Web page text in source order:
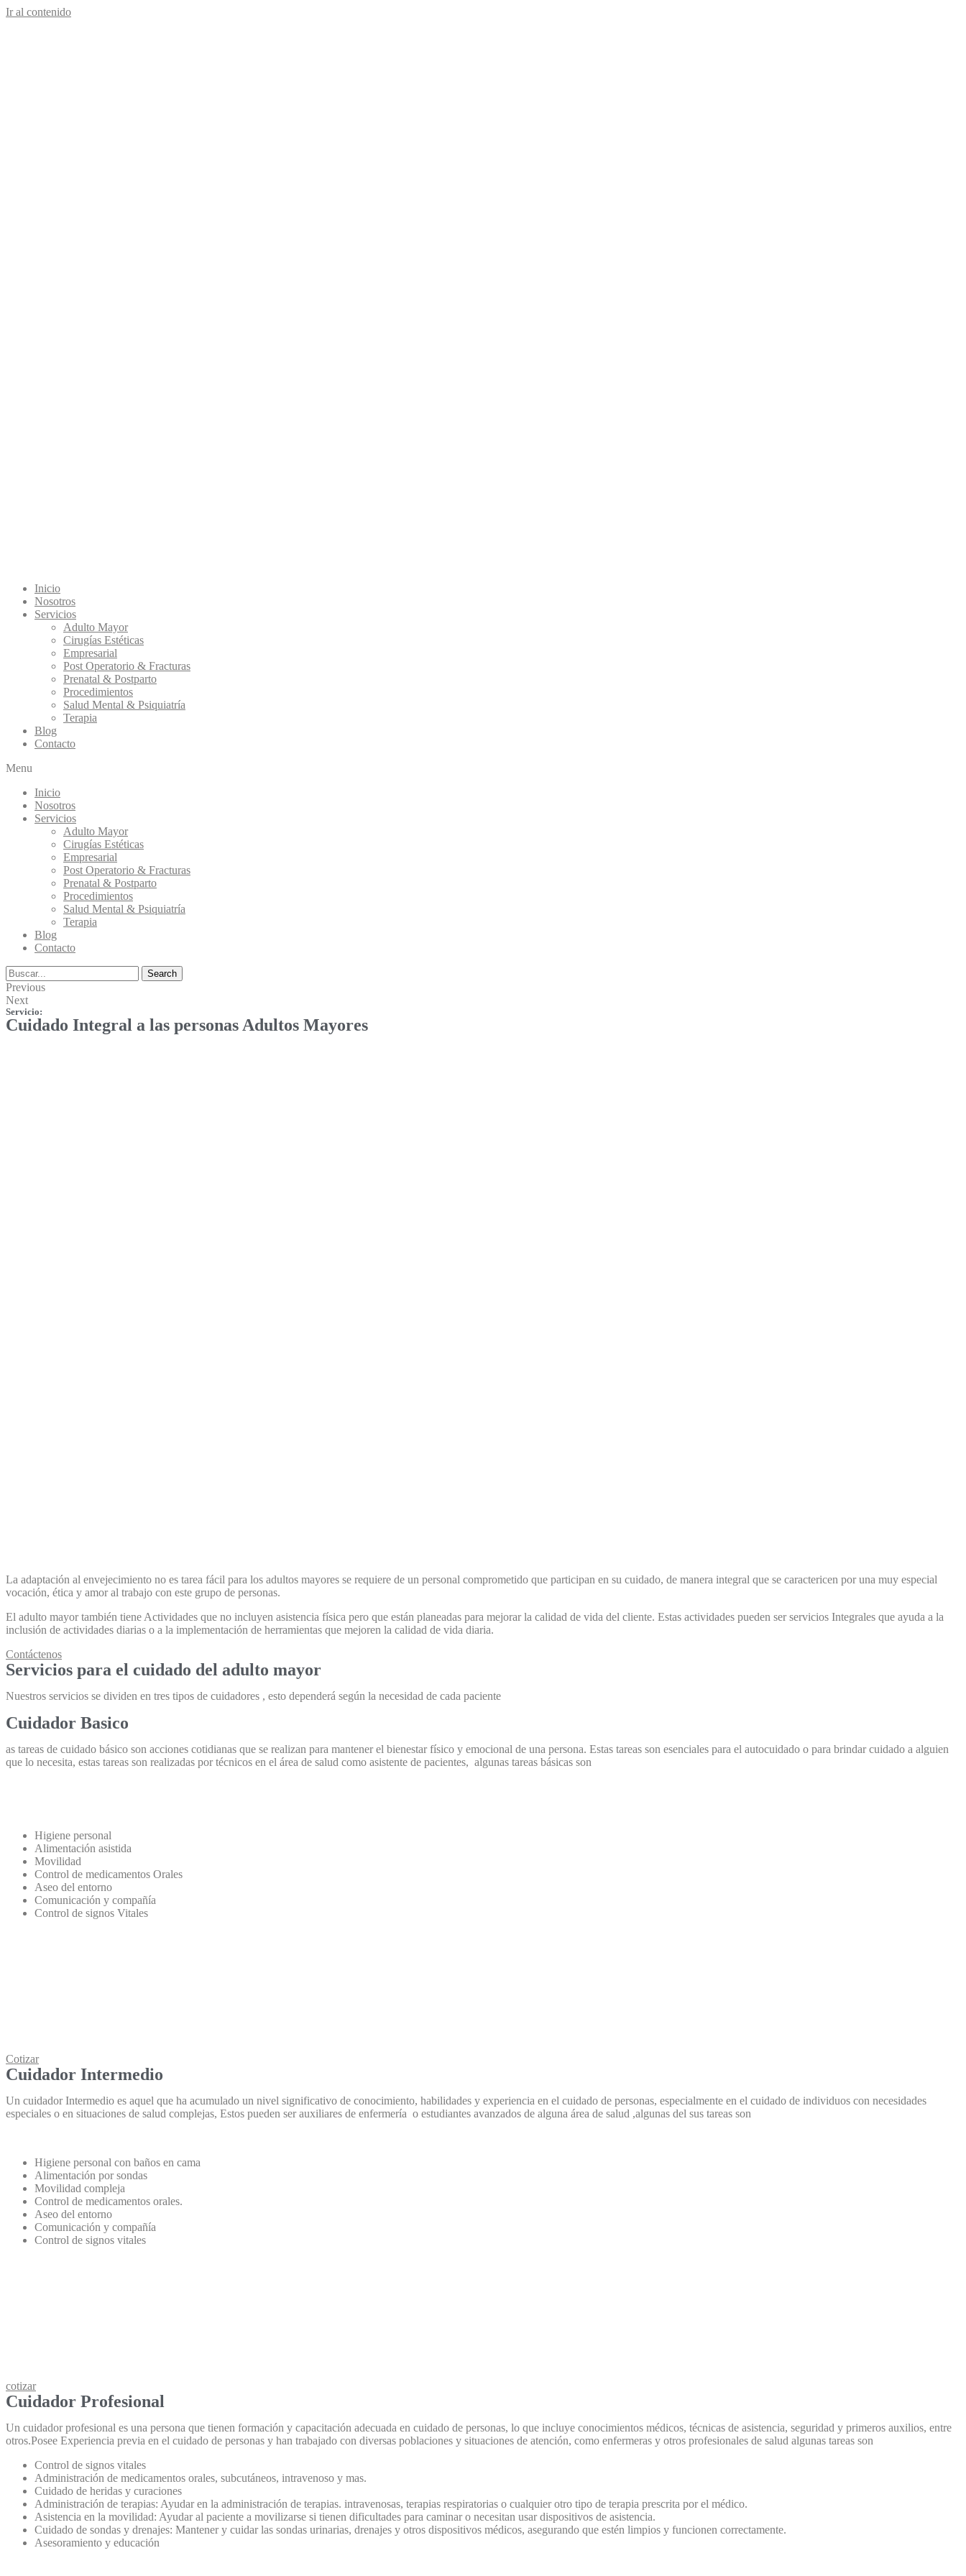
Ir al contenido
Inicio
Nosotros
Servicios
Adulto Mayor
Cirugías Estéticas
Empresarial
Post Operatorio & Fracturas
Prenatal & Postparto
Procedimientos
Salud Mental & Psiquiatría
Terapia
Blog
Contacto
Menu
Inicio
Nosotros
Servicios
Adulto Mayor
Cirugías Estéticas
Empresarial
Post Operatorio & Fracturas
Prenatal & Postparto
Procedimientos
Salud Mental & Psiquiatría
Terapia
Blog
Contacto
Search
Previous
Next
Servicio:
Cuidado Integral a las personas Adultos Mayores
La adaptación al envejecimiento no es tarea fácil para los adultos mayores se requiere de un personal comprometido que participan en su cuidado, de manera integral que se caractericen por una muy especial
vocación, ética y amor al trabajo con este grupo de personas.
El adulto mayor también tiene Actividades que no incluyen asistencia física pero que están planeadas para mejorar la calidad de vida del cliente. Estas actividades pueden ser servicios Integrales que ayuda a la
inclusión de actividades diarias o a la implementación de herramientas que mejoren la calidad de vida diaria.
Contáctenos
Servicios para el cuidado del adulto mayor
Nuestros servicios se dividen en tres tipos de cuidadores , esto dependerá según la necesidad de cada paciente
Cuidador Basico
as tareas de cuidado básico son acciones cotidianas que se realizan para mantener el bienestar físico y emocional de una persona. Estas tareas son esenciales para el autocuidado o para brindar cuidado a alguien
que lo necesita, estas tareas son realizadas por técnicos en el área de salud como asistente de pacientes, algunas tareas básicas son
Higiene personal
Alimentación asistida
Movilidad
Control de medicamentos Orales
Aseo del entorno
Comunicación y compañía
Control de signos Vitales
Cotizar
Cuidador Intermedio
Un cuidador Intermedio es aquel que ha acumulado un nivel significativo de conocimiento, habilidades y experiencia en el cuidado de personas, especialmente en el cuidado de individuos con necesidades
especiales o en situaciones de salud complejas, Estos pueden ser auxiliares de enfermería o estudiantes avanzados de alguna área de salud ,algunas del sus tareas son
Higiene personal con baños en cama
Alimentación por sondas
Movilidad compleja
Control de medicamentos orales.
Aseo del entorno
Comunicación y compañía
Control de signos vitales
cotizar
Cuidador Profesional
Un cuidador profesional es una persona que tienen formación y capacitación adecuada en cuidado de personas, lo que incluye conocimientos médicos, técnicas de asistencia, seguridad y primeros auxilios, entre
otros.Posee Experiencia previa en el cuidado de personas y han trabajado con diversas poblaciones y situaciones de atención, como enfermeras y otros profesionales de salud algunas tareas son
Control de signos vitales
Administración de medicamentos orales, subcutáneos, intravenoso y mas.
Cuidado de heridas y curaciones
Administración de terapias: Ayudar en la administración de terapias. intravenosas, terapias respiratorias o cualquier otro tipo de terapia prescrita por el médico.
Asistencia en la movilidad: Ayudar al paciente a movilizarse si tienen dificultades para caminar o necesitan usar dispositivos de asistencia.
Cuidado de sondas y drenajes: Mantener y cuidar las sondas urinarias, drenajes y otros dispositivos médicos, asegurando que estén limpios y funcionen correctamente.
Asesoramiento y educación